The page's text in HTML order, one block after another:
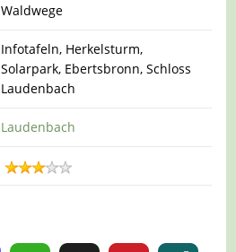
Waldwege
Infotafeln, Herkelsturm,
Solarpark, Ebertsbronn, Schloss
Laudenbach
Laudenbach